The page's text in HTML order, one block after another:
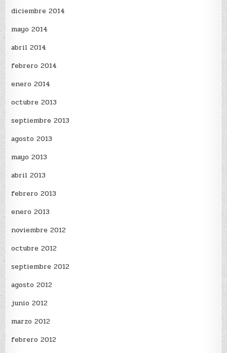
diciembre 2014
mayo 2014
abril 2014
febrero 2014
enero 2014
octubre 2013
septiembre 2013
agosto 2013
mayo 2013
abril 2013
febrero 2013
enero 2013
noviembre 2012
octubre 2012
septiembre 2012
agosto 2012
junio 2012
marzo 2012
febrero 2012